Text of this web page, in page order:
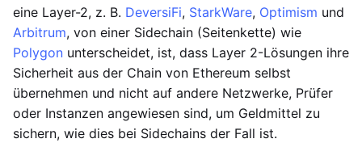
eine Layer-2, z. B. DeversiFi, StarkWare, Optimism und
Arbitrum, von einer Sidechain (Seitenkette) wie
Polygon unterscheidet, ist, dass Layer 2-Lösungen ihre
Sicherheit aus der Chain von Ethereum selbst
übernehmen und nicht auf andere Netzwerke, Prüfer
oder Instanzen angewiesen sind, um Geldmittel zu
sichern, wie dies bei Sidechains der Fall ist.